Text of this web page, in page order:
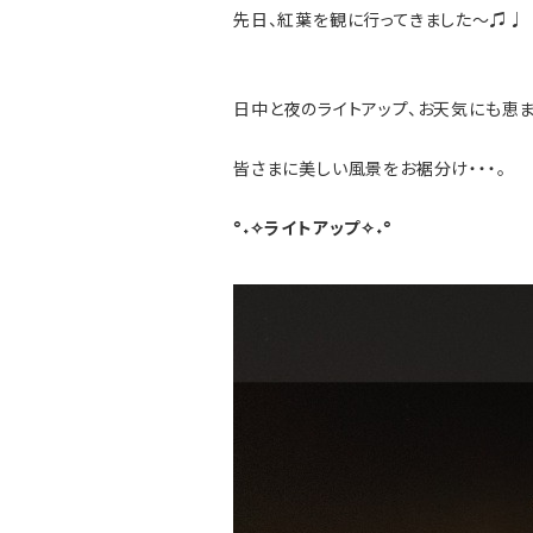
先日、紅葉を観に行ってきました～♫♩
日中と夜のライトアップ、お天気にも恵
皆さまに美しい風景をお裾分け・・・。
°˖✧ライトアップ✧˖°